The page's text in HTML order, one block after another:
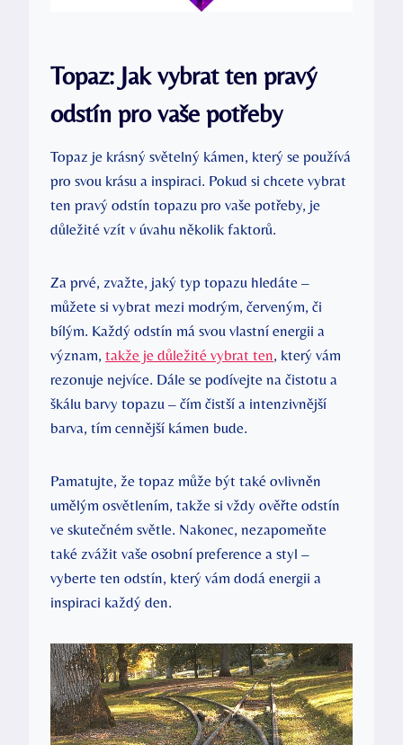
Topaz: Jak vybrat ten pravý
odstín pro vaše potřeby
Topaz je krásný světelný kámen, který se používá
pro svou krásu a inspiraci. Pokud si chcete vybrat
ten pravý odstín topazu pro vaše potřeby, je
důležité vzít v úvahu několik faktorů.
Za prvé, zvažte, jaký typ topazu hledáte –
můžete si vybrat mezi modrým, červeným, či
bílým. Každý odstín má svou vlastní energii a
význam, takže je důležité vybrat ten, který vám
rezonuje nejvíce. Dále se podívejte na čistotu a
škálu barvy topazu – čím čistší a intenzivnější
barva, tím cennější kámen bude.
Pamatujte, že topaz může být také ovlivněn
umělým osvětlením, takže si vždy ověřte odstín
ve skutečném světle. Nakonec, nezapomeňte
také zvážit vaše osobní preference a styl –
vyberte ten odstín, který vám dodá energii a
inspiraci každý den.